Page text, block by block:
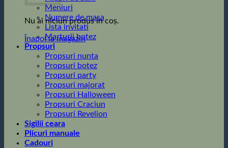
Nu ai niciun produs în coș.
Înapoi la magazin
Meniuri
Numere de masa
Lista invitati
Marturii botez
Propsuri
Propsuri nunta
Propsuri botez
Propsuri party
Propsuri majorat
Propsuri Halloween
Propsuri Craciun
Propsuri Revelion
Sigilii ceara
Plicuri manuale
Cadouri